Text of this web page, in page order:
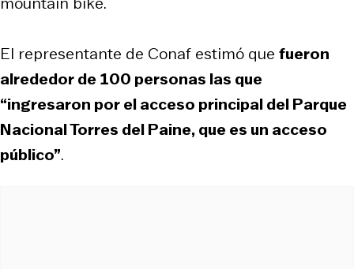
El representante de Conaf estimó que fueron
alrededor de 100 personas las que
“ingresaron por el acceso principal del Parque
Nacional Torres del Paine, que es un acceso
público”.